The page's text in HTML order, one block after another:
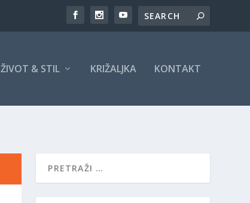
ŽIVOT & STIL KRIŽALJKA KONTAKT